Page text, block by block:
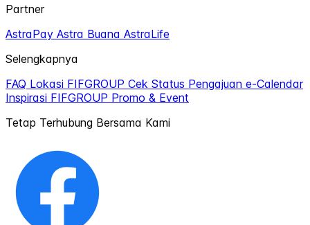
Partner
AstraPay Astra Buana AstraLife
Selengkapnya
FAQ Lokasi FIFGROUP Cek Status Pengajuan e-Calendar
Inspirasi FIFGROUP Promo & Event
Tetap Terhubung Bersama Kami